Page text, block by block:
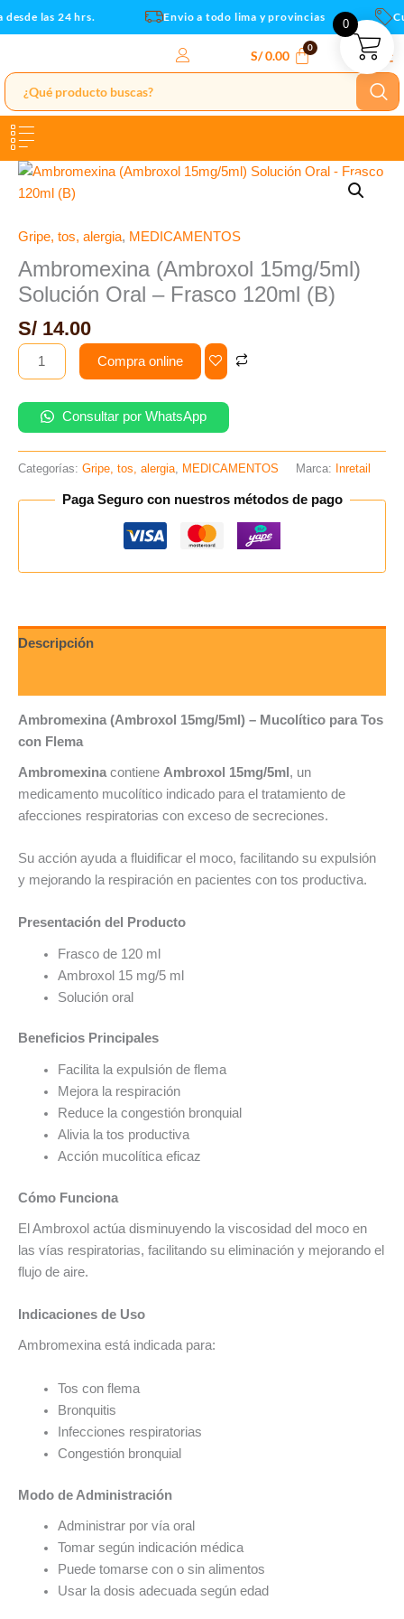
al
las 24 hrs. Envio a todo lima y provincias
S/0.00
Gripe, tos, alergia, MEDICAMENTOS
Ambromexina (Ambroxol 15mg/5ml)
Solución Oral – Frasco 120ml (B)
S/ 14.00
Ambromexina
(Ambroxol
Solución
-
Frasco
120ml
(B)
cantidad
Compra online
Consultar por WhatsApp
Categorías: Gripe, tos, alergia MEDICAMENTOS Marca: Inretail
Paga Seguro con nuestros métodos de pago
Descripción
Ambromexina (Ambroxol 15mg/5ml) – Mucolítico para Tos
con Flema
Ambromexina contiene Ambroxol 15mg/5ml , un
medicamento mucolítico indicado para el tratamiento de
afecciones respiratorias con exceso de secreciones.
Su acción ayuda a fluidificar el moco, facilitando su expulsión
y mejorando la respiración en pacientes con tos productiva.
Presentación del Producto
Frasco de 120 ml
Ambroxol 15 mg/5 ml
Solución oral
Beneficios Principales
Facilita la expulsión de flema
Mejora la respiración
Reduce la congestión bronquial
Alivia la tos productiva
Acción mucolítica eficaz
Cómo Funciona
El Ambroxol actúa disminuyendo la viscosidad del moco en
las vías respiratorias, facilitando su eliminación y mejorando el
flujo de aire.
Indicaciones de Uso
Ambromexina está indicada para:
Tos con flema
Bronquitis
Infecciones respiratorias
Congestión bronquial
Modo de Administración
Administrar por vía oral
Tomar según indicación médica
Puede tomarse con o sin alimentos
Usar la dosis adecuada según edad
0
Frasco
(B)
cantidad